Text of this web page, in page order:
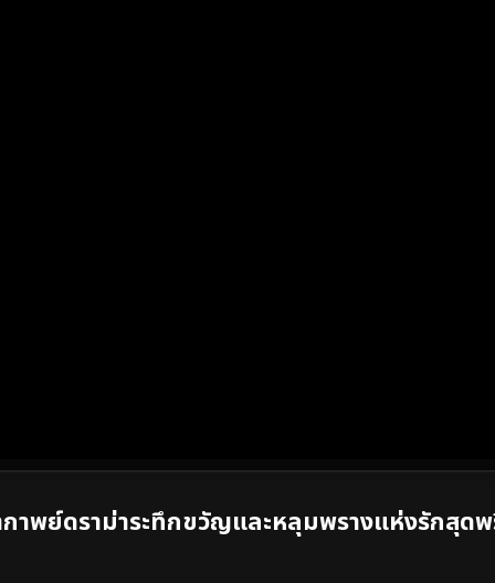
พย์ดราม่าระทึกขวัญและหลุมพรางแห่งรักสุด